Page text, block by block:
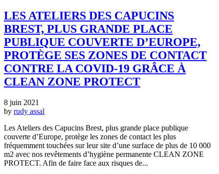
LES ATELIERS DES CAPUCINS
BREST, PLUS GRANDE PLACE
PUBLIQUE COUVERTE D’EUROPE,
PROTÈGE SES ZONES DE CONTACT
CONTRE LA COVID-19 GRÂCE À
CLEAN ZONE PROTECT
8 juin 2021
by rudy assal
Les Ateliers des Capucins Brest, plus grande place publique
couverte d’Europe, protège les zones de contact les plus
fréquemment touchées sur leur site d’une surface de plus de 10 000
m2 avec nos revêtements d’hygiène permanente CLEAN ZONE
PROTECT. Afin de faire face aux risques de...